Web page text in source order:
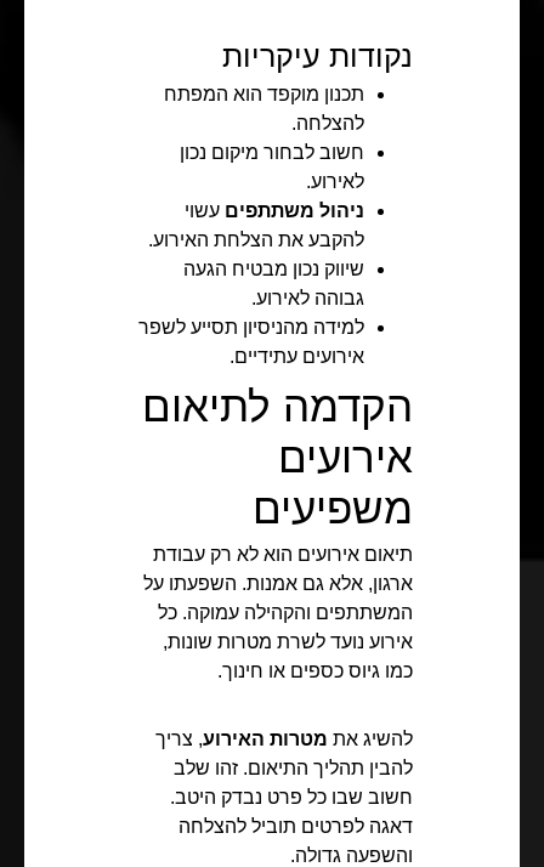
נקודות עיקריות
תכנון מוקפד הוא המפתח
להצלחה.
חשוב לבחור מיקום נכון
לאירוע.
ניהול משתתפים עשוי
להקבע את הצלחת האירוע.
שיווק נכון מבטיח הגעה
גבוהה לאירוע.
למידה מהניסיון תסייע לשפר
אירועים עתידיים.
הקדמה לתיאום
אירועים
משפיעים
תיאום אירועים הוא לא רק עבודת
ארגון, אלא גם אמנות. השפעתו על
המשתתפים והקהילה עמוקה. כל
אירוע נועד לשרת מטרות שונות,
כמו גיוס כספים או חינוך.
להשיג את מטרות האירוע, צריך
להבין תהליך התיאום. זהו שלב
חשוב שבו כל פרט נבדק היטב.
דאגה לפרטים תוביל להצלחה
והשפעה גדולה.